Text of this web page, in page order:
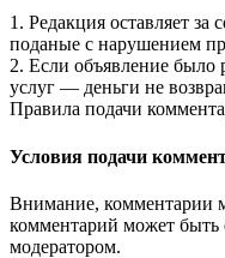
1. Редакция оставляет за
поданые с нарушением
2. Если объявление
услуг — деньги не
Правила подачи
Условия подачи
Внимание, комментарии
комментарий может быть
модератором.